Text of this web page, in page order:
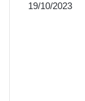
19/10/2023